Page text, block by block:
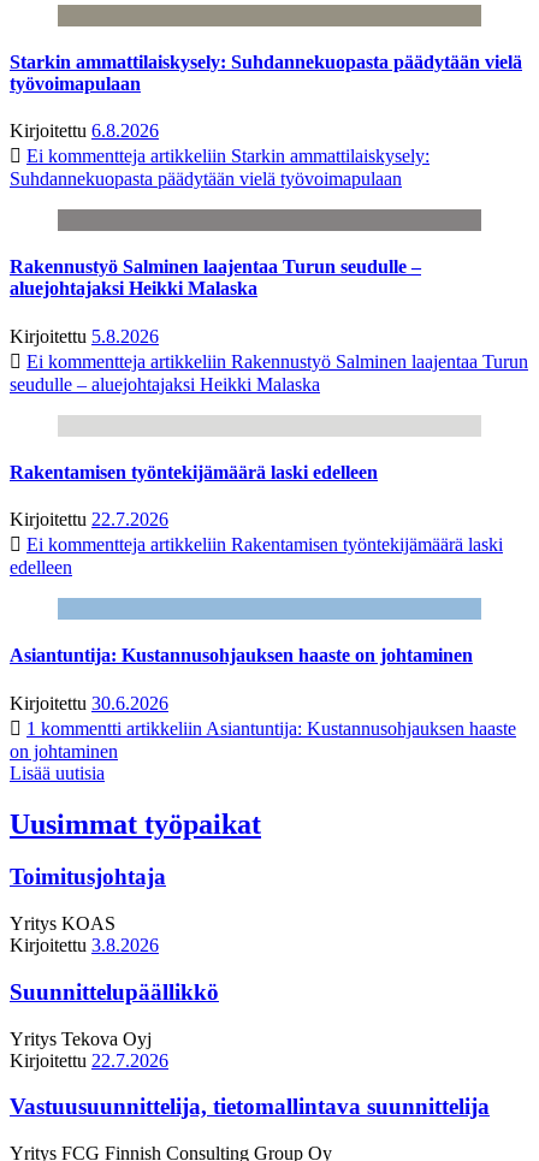
Starkin ammattilaiskysely: Suhdannekuopasta päädytään vielä
työvoimapulaan
Kirjoitettu 6.8.2026
Ei kommentteja artikkeliin Starkin ammattilaiskysely:
Suhdannekuopasta päädytään vielä työvoimapulaan
Rakennustyö Salminen laajentaa Turun seudulle –
aluejohtajaksi Heikki Malaska
Kirjoitettu 5.8.2026
Ei kommentteja artikkeliin Rakennustyö Salminen laajentaa Turun
seudulle – aluejohtajaksi Heikki Malaska
Rakentamisen työntekijämäärä laski edelleen
Kirjoitettu 22.7.2026
Ei kommentteja artikkeliin Rakentamisen työntekijämäärä laski
edelleen
Asiantuntija: Kustannusohjauksen haaste on johtaminen
Kirjoitettu 30.6.2026
1 kommentti artikkeliin Asiantuntija: Kustannusohjauksen haaste
on johtaminen
Lisää uutisia
Uusimmat työpaikat
Toimitusjohtaja
Yritys KOAS
Kirjoitettu 3.8.2026
Suunnittelupäällikkö
Yritys Tekova Oyj
Kirjoitettu 22.7.2026
Vastuusuunnittelija, tietomallintava suunnittelija
Yritys FCG Finnish Consulting Group Oy